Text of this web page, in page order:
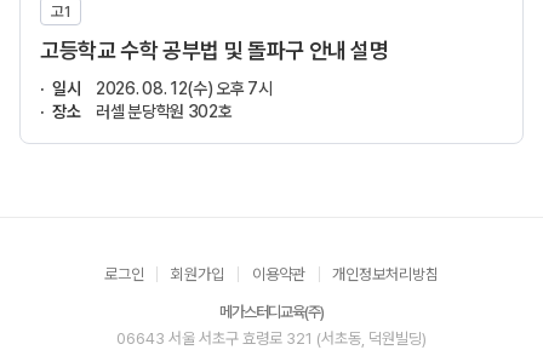
고1
고등학교 수학 공부법 및 돌파구 안내 설명
일시
2026. 08. 12(수) 오후 7시
장소
러셀 분당학원 302호
로그인 회원가입 이용약관 개인정보처리방침
메가스터디교육(주)
06643 서울 서초구 효령로 321 (서초동, 덕원빌딩)